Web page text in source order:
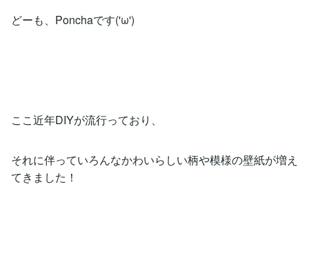
どーも、Ponchaです('ω')
ここ近年DIYが流行っており、
それに伴っていろんなかわいらしい柄や模様の壁紙が増え
てきました！